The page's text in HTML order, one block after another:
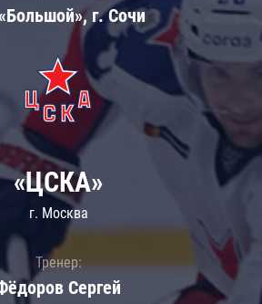
г. Сочи
«ЦСКА»
г. Москва
Тренер:
Сергей